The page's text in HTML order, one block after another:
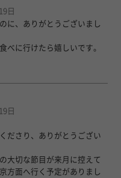
日
に、ありがとうございまし
べに行けたら嬉しいです。
日
ださり、ありがとうござい
大切な節目が来月に控えて
方面へ行く予定がありまし